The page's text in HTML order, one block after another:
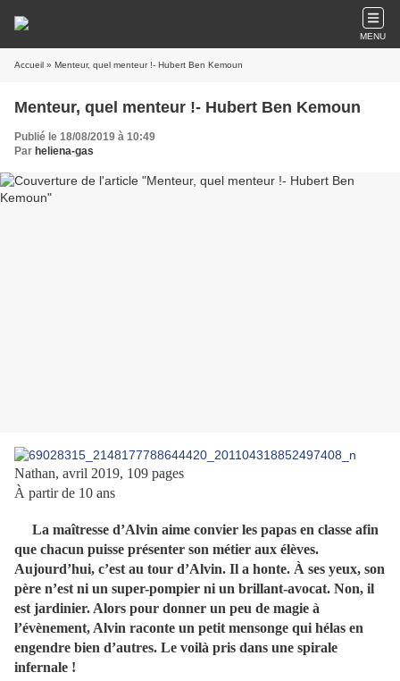
MENU
Accueil » Menteur, quel menteur !- Hubert Ben Kemoun
Menteur, quel menteur !- Hubert Ben Kemoun
Publié le 18/08/2019 à 10:49
Par heliena-gas
Nathan, avril 2019, 109 pages
À partir de 10 ans
La maîtresse d’Alvin aime convier les papas en classe afin
que chacun puisse présenter son métier aux élèves.
Aujourd’hui, c’est au tour d’Alvin. Il a honte. À ses yeux, son
père n’est ni un super-pompier ni un brillant-avocat. Non, il
est jardinier. Alors pour donner un peu de magie à
l’évènement, Alvin raconte un petit mensonge qui hélas en
engendre bien d’autres. Le voilà pris dans une spirale
infernale !